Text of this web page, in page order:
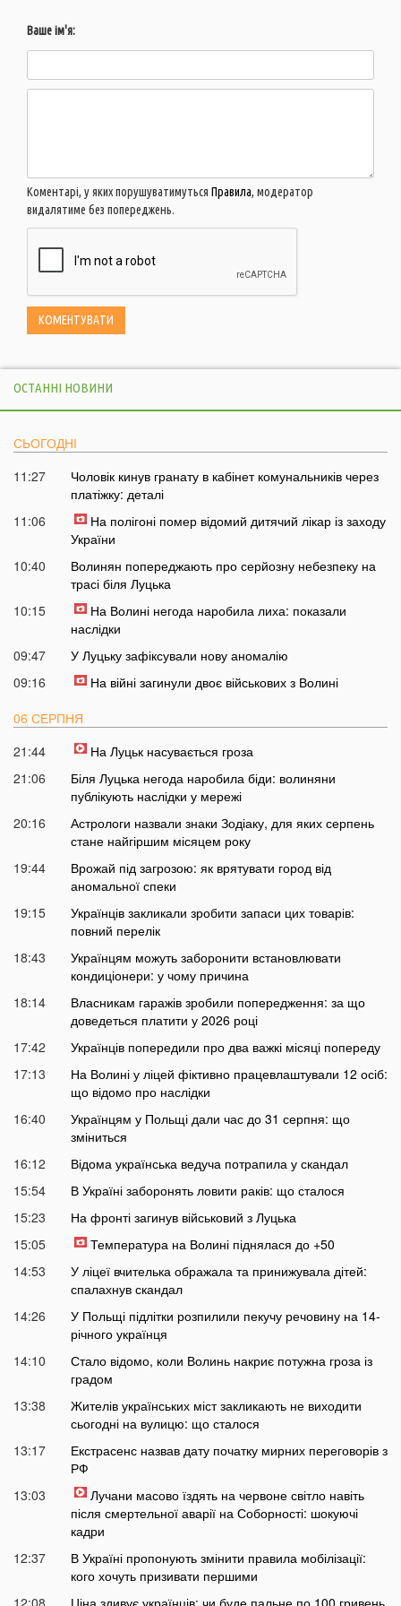
Ваше ім'я:
Коментарі, у яких порушуватимуться Правила, модератор
видалятиме без попереджень.
ОСТАННІ НОВИНИ
СЬОГОДНІ
11:27
Чоловік кинув гранату в кабінет комунальників через
платіжку: деталі
11:06
На полігоні помер відомий дитячий лікар із заходу
України
10:40
Волинян попереджають про серйозну небезпеку на
трасі біля Луцька
10:15
На Волині негода наробила лиха: показали
наслідки
09:47
У Луцьку зафіксували нову аномалію
09:16
На війні загинули двоє військових з Волині
06 СЕРПНЯ
21:44
На Луцьк насувається гроза
21:06
Біля Луцька негода наробила біди: волиняни
публікують наслідки у мережі
20:16
Астрологи назвали знаки Зодіаку, для яких серпень
стане найгіршим місяцем року
19:44
Врожай під загрозою: як врятувати город від
аномальної спеки
19:15
Українців закликали зробити запаси цих товарів:
повний перелік
18:43
Українцям можуть заборонити встановлювати
кондиціонери: у чому причина
18:14
Власникам гаражів зробили попередження: за що
доведеться платити у 2026 році
17:42
Українців попередили про два важкі місяці попереду
17:13
На Волині у ліцей фіктивно працевлаштували 12 осіб:
що відомо про наслідки
16:40
Українцям у Польщі дали час до 31 серпня: що
зміниться
16:12
Відома українська ведуча потрапила у скандал
15:54
В Україні заборонять ловити раків: що сталося
15:23
На фронті загинув військовий з Луцька
15:05
Температура на Волині піднялася до +50
14:53
У ліцеї вчителька ображала та принижувала дітей:
спалахнув скандал
14:26
У Польщі підлітки розпилили пекучу речовину на 14-
річного українця
14:10
Стало відомо, коли Волинь накриє потужна гроза із
градом
13:38
Жителів українських міст закликають не виходити
сьогодні на вулицю: що сталося
13:17
Екстрасенс назвав дату початку мирних переговорів з
РФ
13:03
Лучани масово їздять на червоне світло навіть
після смертельної аварії на Соборності: шокуючі
кадри
12:37
В Україні пропонують змінити правила мобілізації:
кого хочуть призивати першими
12:08
Ціна здивує українців: чи буде пальне по 100 гривень